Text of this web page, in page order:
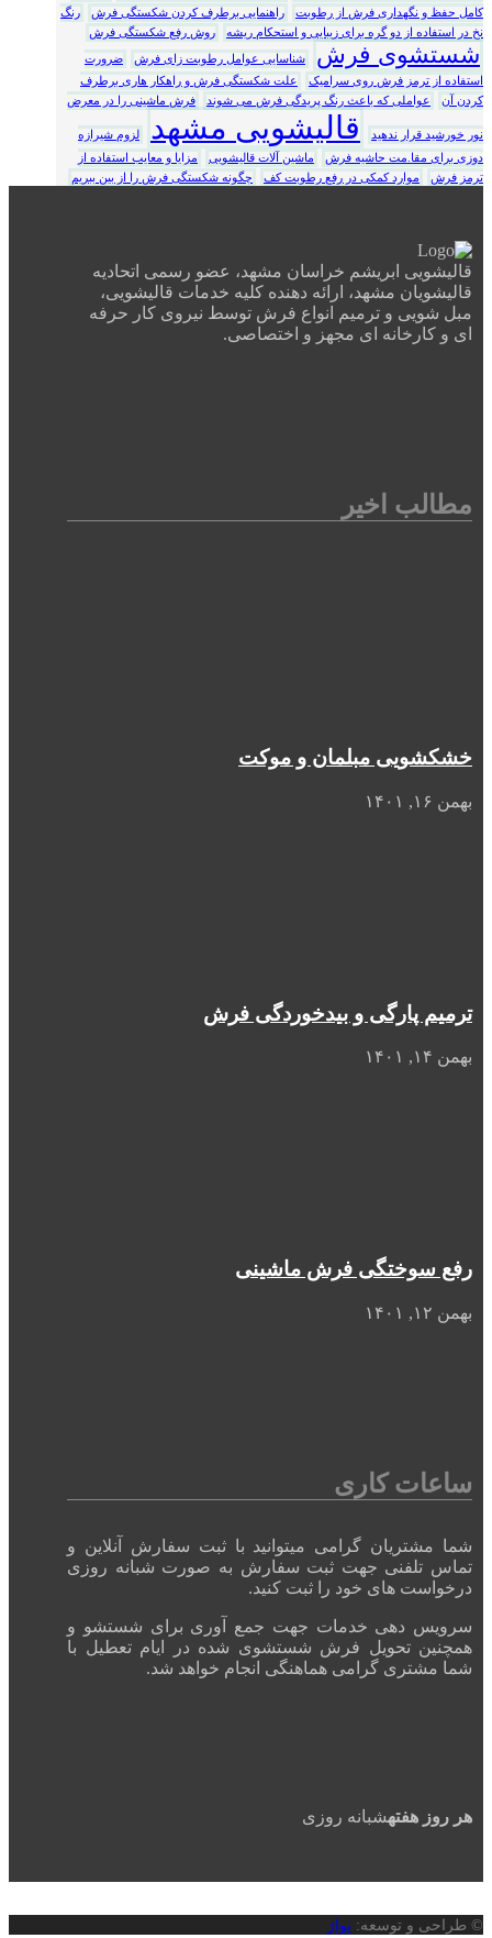
کامل حفظ و نگهداری فرش از رطوبت
راهنمایی برطرف کردن شکستگی فرش
رنگ
نخ در استفاده از دو گره برای زیبایی و استحکام ریشه
روش رفع شکستگی فرش
شستشوی فرش شناسایی عوامل رطوبت زای فرش
ضرورت
استفاده از ترمز فرش روی سرامیک
علت شکستگی فرش و راهکار هاری برطرف
کردن آن
عواملی که باعث رنگ پریدگی فرش می شوند فرش ماشینی را در معرض
نور خورشید قرار ندهید قالیشویی مشهد
لزوم شیرازه
دوزی برای مقا.مت حاشیه فرش
ماشین آلات قالیشویی
مزایا و معایب استفاده از
ترمز فرش
موارد کمکی در رفع رطوبت کف چگونه شکستگی فرش را از بین ببریم
قالیشویی ابریشم خراسان مشهد، عضو رسمی اتحادیه
قالیشویان مشهد، ارائه دهنده کلیه خدمات قالیشویی،
مبل شویی و ترمیم انواع فرش توسط نیروی کار حرفه
ای و کارخانه ای مجهز و اختصاصی.
مطالب اخیر
خشکشویی مبلمان و موکت
بهمن ۱۶, ۱۴۰۱
ترمیم پارگی و بیدخوردگی فرش
بهمن ۱۴, ۱۴۰۱
رفع سوختگی فرش ماشینی
بهمن ۱۲, ۱۴۰۱
ساعات کاری
شما مشتریان گرامی میتوانید با ثبت سفارش آنلاین و
تماس تلفنی جهت ثبت سفارش به صورت شبانه روزی
درخواست های خود را ثبت کنید.
سرویس دهی خدمات جهت جمع آوری برای شستشو و
همچنین تحویل فرش شستشوی شده در ایام تعطیل با
شما مشتری گرامی هماهنگی انجام خواهد شد.
هر روز هفتهشبانه روزی
© طراحی و توسعه: نواژ